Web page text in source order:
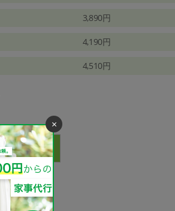
3,890円
4,190円
4,510円
×